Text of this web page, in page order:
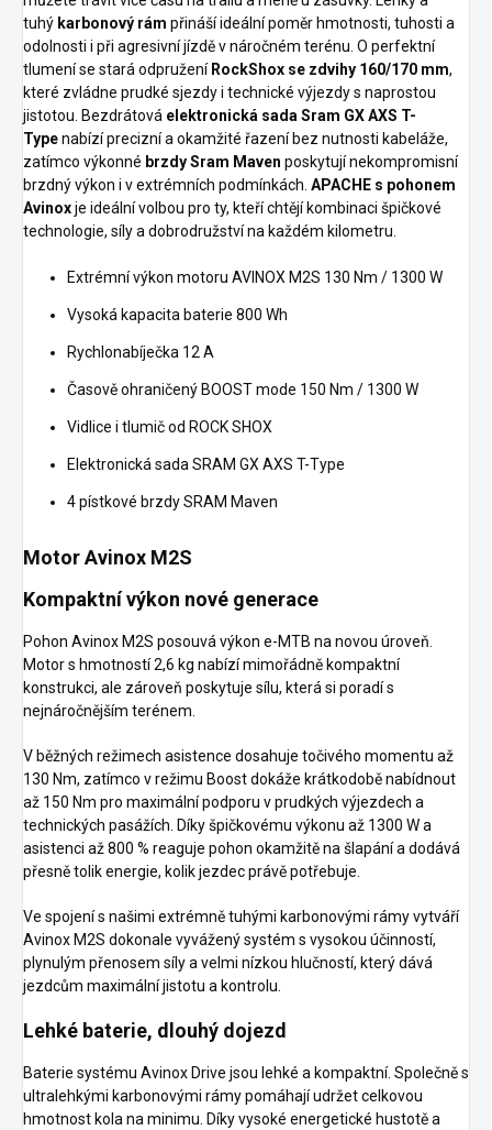
tuhý karbonový rám přináší ideální poměr hmotnosti, tuhosti a
odolnosti i při agresivní jízdě v náročném terénu. O perfektní
tlumení se stará odpružení RockShox se zdvihy 160/170 mm,
které zvládne prudké sjezdy i technické výjezdy s naprostou
jistotou. Bezdrátová elektronická sada Sram GX AXS T-
Typenabízí precizní a okamžité řazení bez nutnosti kabeláže,
zatímco výkonné brzdy Sram Maven poskytují nekompromisní
brzdný výkon i v extrémních podmínkách. APACHE s pohonem
Avinoxje ideální volbou pro ty, kteří chtějí kombinaci špičkové
technologie, síly a dobrodružství na každém kilometru.
Extrémní výkon motoru AVINOX M2S 130 Nm / 1300 W
Vysoká kapacita baterie 800 Wh
Rychlonabíječka 12 A
Časově ohraničený BOOST mode 150 Nm / 1300 W
Vidlice i tlumič od ROCK SHOX
Elektronická sada SRAM GX AXS T-Type
4 pístkové brzdy SRAM Maven
Motor Avinox M2S
Kompaktní výkon nové generace
Pohon Avinox M2S posouvá výkon e-MTB na novou úroveň.
Motor s hmotností 2,6 kg nabízí mimořádně kompaktní
konstrukci, ale zároveň poskytuje sílu, která si poradí s
nejnáročnějším terénem.
V běžných režimech asistence dosahuje točivého momentu až
130 Nm, zatímco v režimu Boost dokáže krátkodobě nabídnout
až 150 Nm pro maximální podporu v prudkých výjezdech a
technických pasážích. Díky špičkovému výkonu až 1300 W a
asistenci až 800 % reaguje pohon okamžitě na šlapání a dodává
přesně tolik energie, kolik jezdec právě potřebuje.
Ve spojení s našimi extrémně tuhými karbonovými rámy vytváří
Avinox M2S dokonale vyvážený systém s vysokou účinností,
plynulým přenosem síly a velmi nízkou hlučností, který dává
jezdcům maximální jistotu a kontrolu.
Lehké baterie, dlouhý dojezd
Baterie systému Avinox Drive jsou lehké a kom­paktní. Společně s
ultralehkými karbonovými rámy pomáhají udržet celkovou
hmotnost kola na minimu. Díky vysoké energetické hustotě a